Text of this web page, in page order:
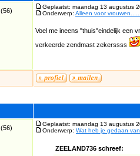
(56)
Geplaatst: maandag 13 augustus
Onderwerp: Alleen voor
Voel me ineens "thuis"eindelijk een
verkeerde zendmast zekerssss
(56)
Geplaatst: maandag 13 augustus
Onderwerp: Wat heb je gedaan
ZEELAND736 schreef: